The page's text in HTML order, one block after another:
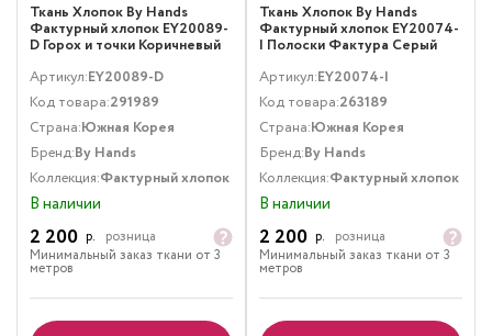
Ткань Хлопок By Hands
Фактурный хлопок EY20089-
D Горох и точки Коричневый
Артикул:EY20089-D
Код товара:291989
Страна:Южная Корея
Бренд:By Hands
Коллекция:Фактурный хлопок
В наличии
2 200 р.
розница
Минимальный заказ ткани от 3
метров
Ткань Хлопок By Hands
Фактурный хлопок EY20074-
I Полоски Фактура Серый
Артикул:EY20074-I
Код товара:263189
Страна:Южная Корея
Бренд:By Hands
Коллекция:Фактурный хлопок
В наличии
2 200 р.
розница
Минимальный заказ ткани от 3
метров